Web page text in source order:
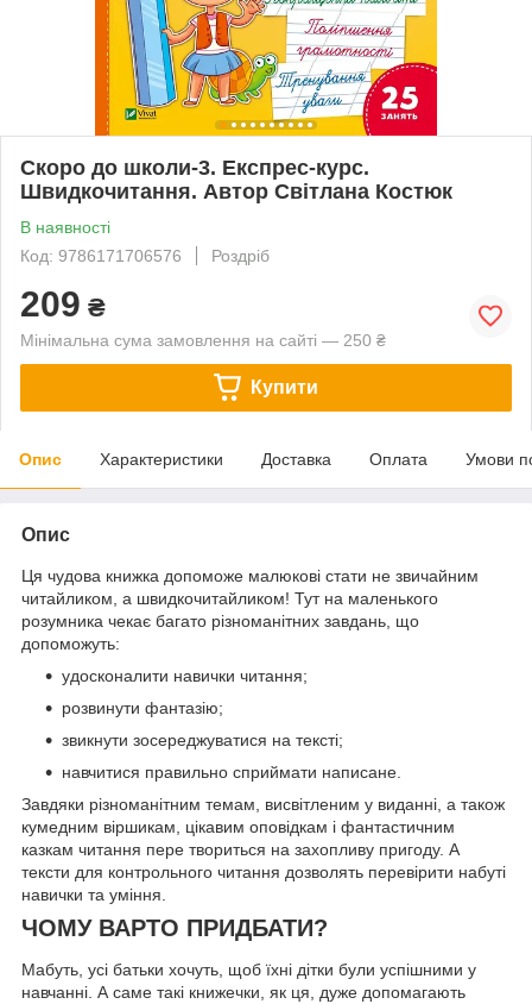
Скоро до школи-3. Експрес-курс.
Швидкочитання. Автор Світлана Костюк
В наявності
Код: 9786171706576
Роздріб
209 ₴
Мінімальна сума замовлення на сайті — 250 ₴
Купити
Опис Характеристики Доставка Оплата Умови
Опис
Ця чудова книжка допоможе малюкові стати не звичайним
читайликом, а швидкочитайликом! Тут на маленького
розумника чекає багато різноманітних завдань, що
допоможуть:
удосконалити навички читання;
розвинути фантазію;
звикнути зосереджуватися на тексті;
навчитися правильно сприймати написане.
Завдяки різноманітним темам, висвітленим у виданні, а також
кумедним віршикам, цікавим оповідкам і фантастичним
казкам читання пере твориться на захопливу пригоду. А
тексти для контрольного читання дозволять перевірити набуті
навички та уміння.
ЧОМУ ВАРТО ПРИДБАТИ?
Мабуть, усі батьки хочуть, щоб їхні дітки були успішними у
навчанні. А саме такі книжечки, як ця, дуже допомагають